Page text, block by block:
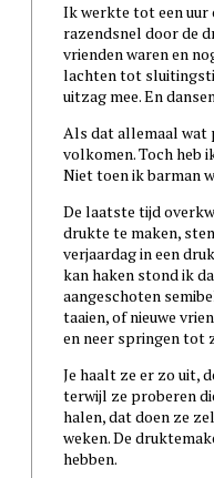
Ik werkte tot een uur
razendsnel door de
vrienden waren en
lachten tot
uitzag mee. En
Als dat allemaal wat
volkomen. Toch heb
Niet toen ik barman
De laatste tijd
drukte te maken,
verjaardag in een
kan haken stond ik
aangeschoten
taaien, of nieuwe
en neer springen tot
Je haalt ze er zo uit,
terwijl ze proberen
halen, dat doen ze
weken. De
hebben.